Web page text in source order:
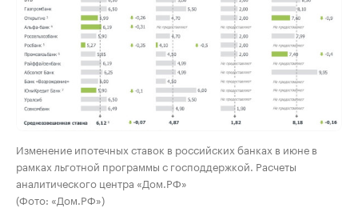
Изменение ипотечных ставок в российских банках в июне в
рамках льготной программы с господдержкой. Расчеты
аналитического центра «Дом.РФ»
(Фото: «Дом.РФ»)